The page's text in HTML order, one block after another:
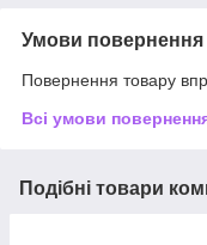
Умови повернення
Повернення товару
Всі умови
Подібні товари